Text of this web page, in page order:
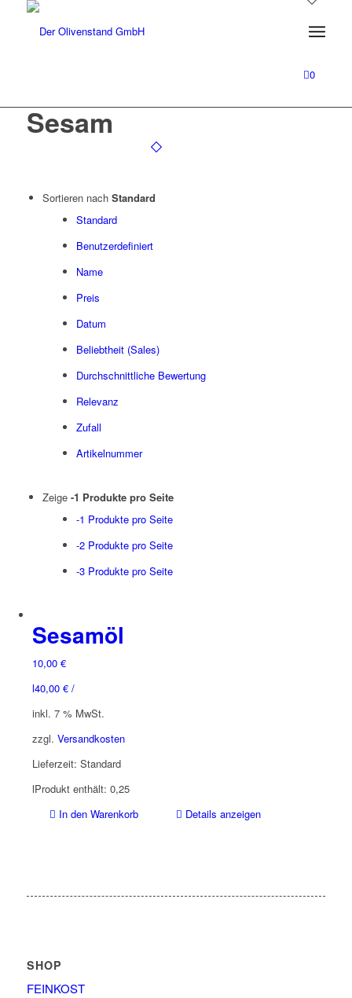
0
Sesam
Sortieren nach Standard
Standard
Benutzerdefiniert
Name
Preis
Datum
Beliebtheit (Sales)
Durchschnittliche Bewertung
Relevanz
Zufall
Artikelnummer
Zeige -1 Produkte pro Seite
-1 Produkte pro Seite
-2 Produkte pro Seite
-3 Produkte pro Seite
Sesamöl
10,00 €
40,00 €/
l
inkl. 7 % MwSt.
zzgl. Versandkosten
Lieferzeit: Standard
Produkt enthält: 0,25
l
In den Warenkorb
Details anzeigen
SHOP
FEINKOST